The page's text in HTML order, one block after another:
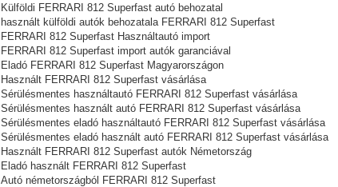
Külföldi FERRARI 812 Superfast autó behozatal
használt külföldi autók behozatala FERRARI 812 Superfast
FERRARI 812 Superfast Használtautó import
FERRARI 812 Superfast import autók garanciával
Eladó FERRARI 812 Superfast Magyarországon‎
Használt FERRARI 812 Superfast vásárlása
Sérülésmentes használtautó FERRARI 812 Superfast vásárlása
Sérülésmentes használt autó FERRARI 812 Superfast vásárlása
Sérülésmentes eladó használtautó FERRARI 812 Superfast vásárlása
Sérülésmentes eladó használt autó FERRARI 812 Superfast vásárlása
Használt FERRARI 812 Superfast autók Németország
Eladó használt FERRARI 812 Superfast
Autó németországból FERRARI 812 Superfast